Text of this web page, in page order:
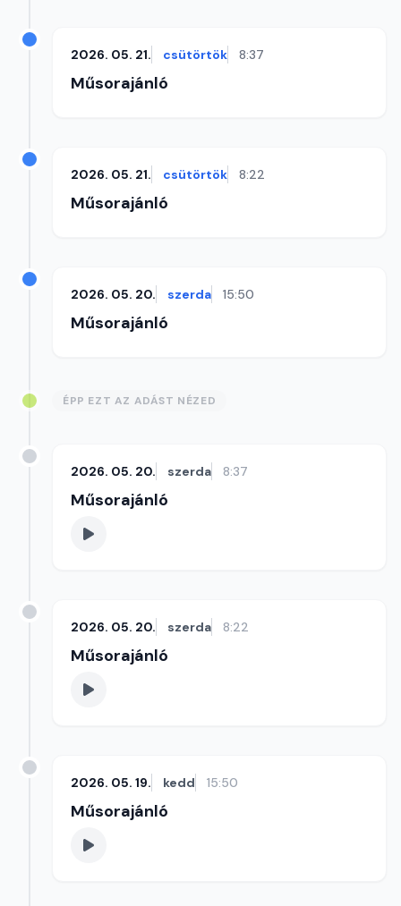
2026. 05. 21. csütörtök 8:37
Műsorajánló
2026. 05. 21. csütörtök 8:22
Műsorajánló
2026. 05. 20. szerda 15:50
Műsorajánló
ÉPP EZT AZ ADÁST NÉZED
2026. 05. 20. szerda 8:37
Műsorajánló
2026. 05. 20. szerda 8:22
Műsorajánló
2026. 05. 19. kedd 15:50
Műsorajánló